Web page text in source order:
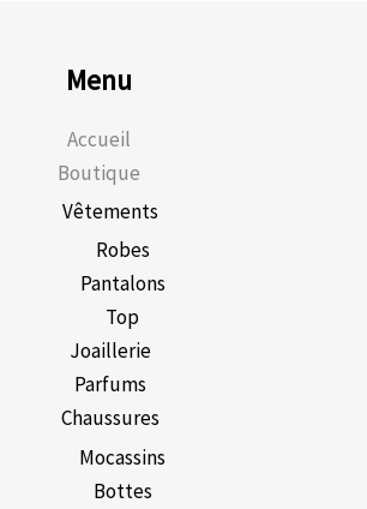
Menu
Accueil
Boutique
Vêtements
Robes
Pantalons
Top
Joaillerie
Parfums
Chaussures
Mocassins
Bottes